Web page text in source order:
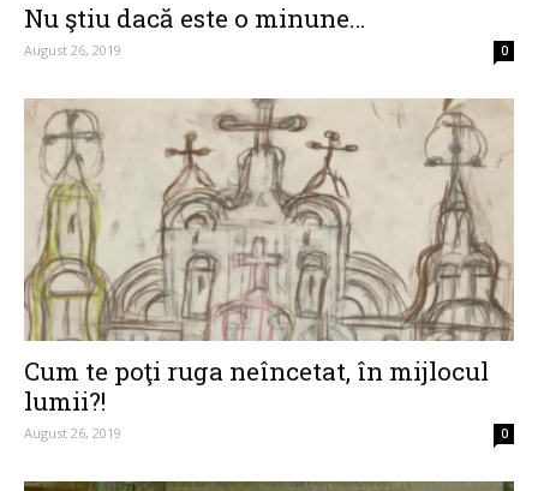
Nu ştiu dacă este o minune…
August 26, 2019 0
Cum te poţi ruga neîncetat, în mijlocul
lumii?!
August 26, 2019 0